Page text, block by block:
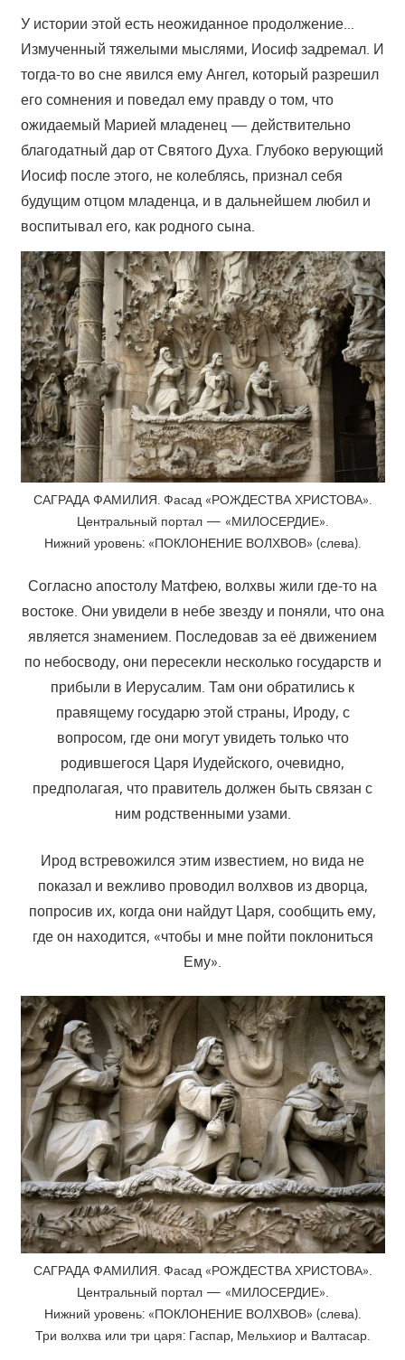
У истории этой есть неожиданное продолжение…
Измученный тяжелыми мыслями, Иосиф задремал. И
тогда-то во сне явился ему Ангел, который разрешил
его сомнения и поведал ему правду о том, что
ожидаемый Марией младенец — действительно
благодатный дар от Святого Духа. Глубоко верующий
Иосиф после этого, не колеблясь, признал себя
будущим отцом младенца, и в дальнейшем любил и
воспитывал его, как родного сына.
САГРАДА ФАМИЛИЯ. Фасад «РОЖДЕСТВА ХРИСТОВА».
Центральный портал — «МИЛОСЕРДИЕ».
Нижний уровень: «ПОКЛОНЕНИЕ ВОЛХВОВ» (слева).
Согласно апостолу Матфею, волхвы жили где-то на
востоке. Они увидели в небе звезду и поняли, что она
является знамением. Последовав за её движением
по небосводу, они пересекли несколько государств и
прибыли в Иерусалим. Там они обратились к
правящему государю этой страны, Ироду, с
вопросом, где они могут увидеть только что
родившегося Царя Иудейского, очевидно,
предполагая, что правитель должен быть связан с
ним родственными узами.
Ирод встревожился этим известием, но вида не
показал и вежливо проводил волхвов из дворца,
попросив их, когда они найдут Царя, сообщить ему,
где он находится, «чтобы и мне пойти поклониться
Ему».
САГРАДА ФАМИЛИЯ. Фасад «РОЖДЕСТВА ХРИСТОВА».
Центральный портал — «МИЛОСЕРДИЕ».
Нижний уровень: «ПОКЛОНЕНИЕ ВОЛХВОВ» (слева).
Три волхва или три царя: Гаспар, Мельхиор и Валтасар.